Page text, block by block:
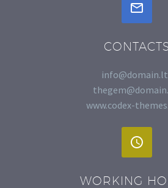


CONTACTS
www.codex-


WORKING